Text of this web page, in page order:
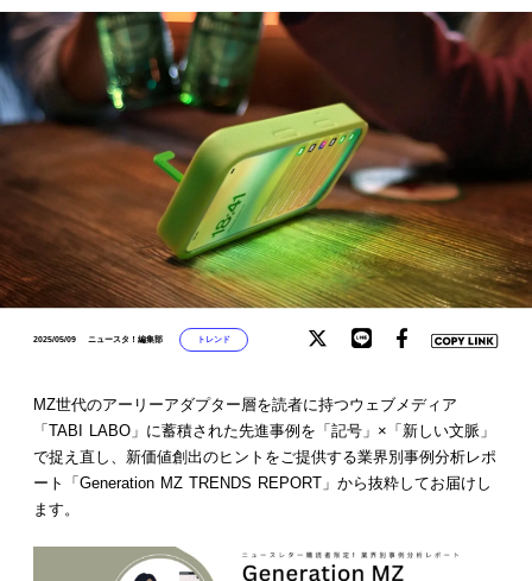
2025/05/09 ニュースタ！編集部 トレンド
MZ世代のアーリーアダプター層を読者に持つウェブメディア
「TABI LABO」に蓄積された先進事例を「記号」×「新しい文脈」
で捉え直し、新価値創出のヒントをご提供する業界別事例分析レポ
ート「Generation MZ TRENDS REPORT」から抜粋してお届けし
ます。